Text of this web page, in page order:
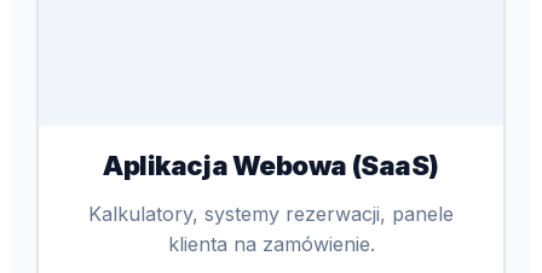
Aplikacja Webowa (SaaS)
Kalkulatory, systemy rezerwacji, panele
klienta na zamówienie.